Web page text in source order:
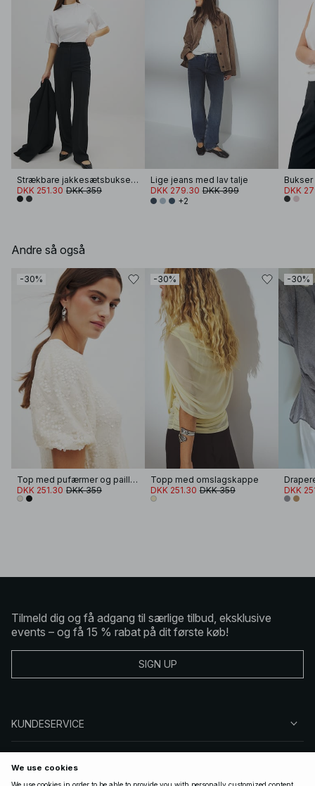
Strækbare jakkesætsbukser med lige ben
DKK 251.30 DKK 359
Lige jeans med lav talje
DKK 279.30 DKK 399
+2
DKK
Andre så også
-30%
Top med pufærmer og pailletter
DKK 251.30 DKK 359
-30%
Topp med omslagskappe
DKK 251.30 DKK 359
-30%
DKK
Tilmeld dig og få adgang til særlige tilbud, eksklusive
events – og få 15 % rabat på dit første køb!
SIGN UP
KUNDESERVICE